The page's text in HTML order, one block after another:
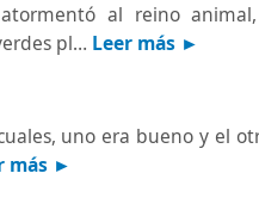
al reino
pl… Leer más ►
uno era bueno y el
más ►